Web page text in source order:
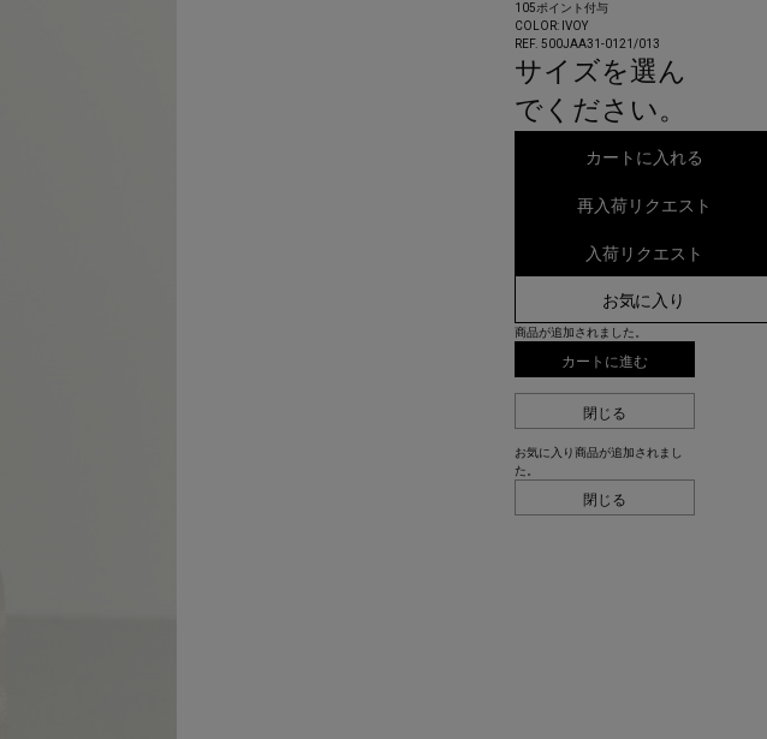
105ポイント付与
COLOR: IVOY
REF. 500JAA31-0121/013
サイズを選ん
でください。
カートに入れる
再入荷リクエスト
入荷リクエスト
お気に入り
商品が追加されました。
カートに進む
閉じる
お気に入り商品が追加されまし
た。
閉じる